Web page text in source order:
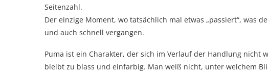
Seitenzahl.
Der einzige Moment, wo tatsächlich mal etwas „passiert“, was
und auch schnell vergangen.
Puma ist ein Charakter, der sich im Verlauf der Handlung nicht
bleibt zu blass und einfarbig. Man weiß nicht, unter welchem